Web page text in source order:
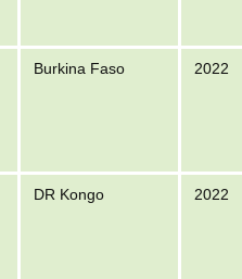
Burkina Faso 2022
DR Kongo 2022